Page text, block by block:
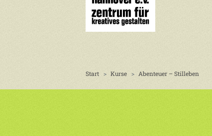
Start Kurse Abenteuer – Stilleben